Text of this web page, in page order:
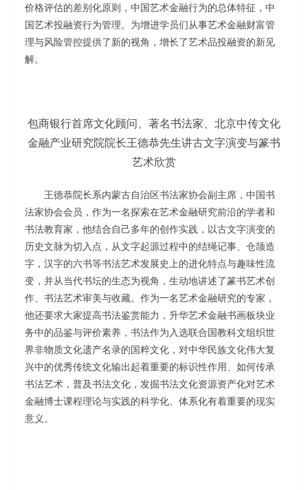
价格评估的差别化原则，中国艺术金融行为的总体特征，中
国艺术投融资行为管理。为增进学员们从事艺术金融财富管
理与风险管控提供了新的视角，增长了艺术品投融资的新见
解。
包商银行首席文化顾问、著名书法家、北京中传文化
金融产业研究院院长王德恭先生讲古文字演变与篆书
艺术欣赏
王德恭院长系内蒙古自治区书法家协会副主席，中国书
法家协会会员，作为一名探索在艺术金融研究前沿的学者和
书法教育家，他结合自己多年的创作实践，以古文字演变的
历史文脉为切入点，从文字起源过程中的结绳记事、仓颉造
字，汉字的六书等书法艺术发展史上的进化特点与趣味性流
变，并从当代书坛的生态为视角，生动地讲述了篆书艺术创
作、书法艺术审美与收藏。作为一名艺术金融研究的专家，
他还要求大家提高书法鉴赏能力，升华艺术金融书画板块业
务中的品鉴与评价素养，书法作为入选联合国教科文组织世
界非物质文化遗产名录的国粹文化，对中华民族文化伟大复
兴中的优秀传统文化输出起着重要的标识性作用、如何传承
书法艺术，普及书法文化，发掘书法文化资源资产化对艺术
金融博士课程理论与实践的科学化、体系化有着重要的现实
意义。